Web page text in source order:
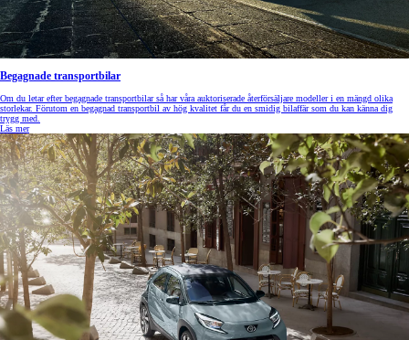
Begagnade transportbilar
Om du letar efter begagnade transportbilar så har våra auktoriserade återförsäljare modeller i en mängd olika
storlekar. Förutom en begagnad transportbil av hög kvalitet får du en smidig bilaffär som du kan känna dig
trygg med.
Läs mer